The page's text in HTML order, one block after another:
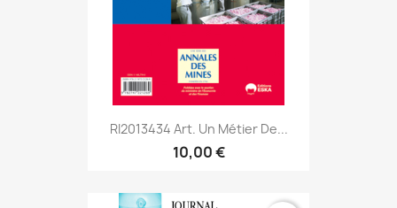
RI2013434 Art. Un Métier De...
10,00 €